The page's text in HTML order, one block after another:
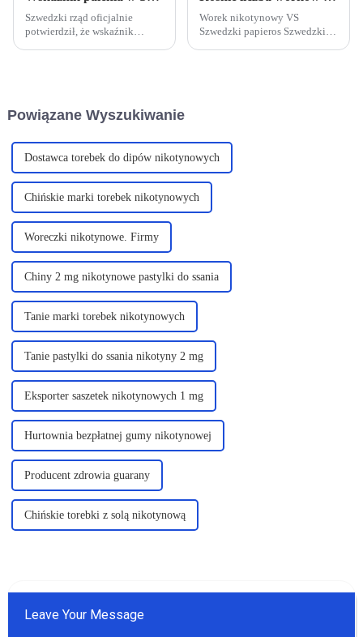
Szwedzki rząd oficjalnie
potwierdził, że wskaźnik
Worek nikotynowy VS
Szwedzki papieros Szwedzki
Powiązane Wyszukiwanie
Dostawca torebek do dipów nikotynowych
Chińskie marki torebek nikotynowych
Woreczki nikotynowe. Firmy
Chiny 2 mg nikotynowe pastylki do ssania
Tanie marki torebek nikotynowych
Tanie pastylki do ssania nikotyny 2 mg
Eksporter saszetek nikotynowych 1 mg
Hurtownia bezpłatnej gumy nikotynowej
Producent zdrowia guarany
Chińskie torebki z solą nikotynową
Leave Your Message